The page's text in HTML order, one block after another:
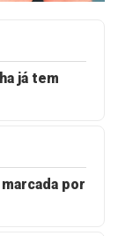
já tem
por